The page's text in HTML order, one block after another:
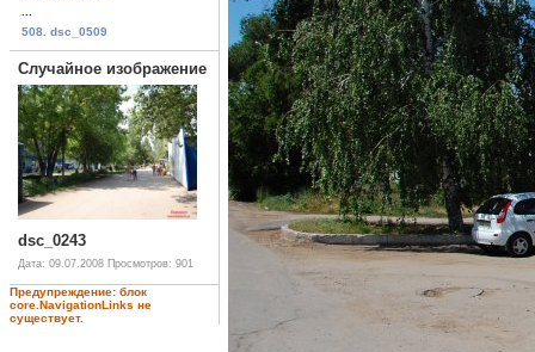
508. dsc_0509
Случайное изображение
dsc_0243
Дата: 09.07.2008 Просмотров: 901
Предупреждение: блок
core.NavigationLinks не
существует.